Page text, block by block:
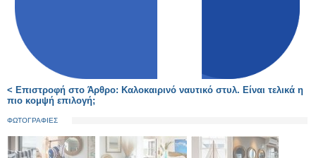
< Επιστροφή στο Άρθρο: Καλοκαιρινό ναυτικό στυλ. Είναι τελικά η
πιο κομψή επιλογή;
ΦΩΤΟΓΡΑΦΙΕΣ